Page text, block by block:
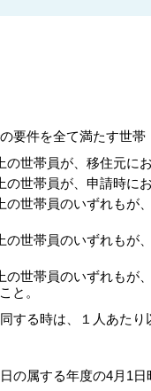
要件を全て満たす世帯
の世帯員が、移住元に
の世帯員が、申請時に
の世帯員のいずれもが
の世帯員のいずれもが
の世帯員のいずれもが
と。
する時は、１人あたり
の属する年度の4月1日